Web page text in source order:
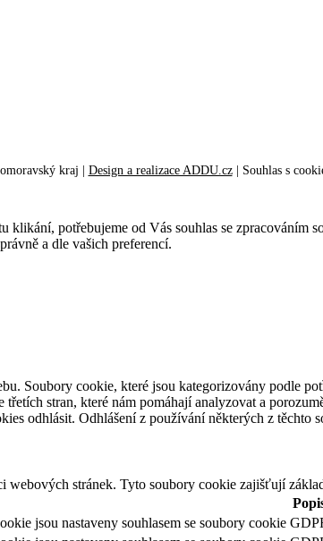
kraj | Design a realizace ADDU.cz| Souhlas s
klikání, potřebujeme od Vás souhlas se zpracováním
a dle vašich preferencí.
Soubory cookie, které jsou kategorizovány podle
stran, které nám pomáhají analyzovat a
odhlásit. Odhlášení z používání některých z
stránek. Tyto soubory cookie zajišťují
jsou nastaveny souhlasem se soubory cookie